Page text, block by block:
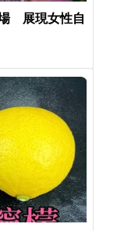
場 展現女性自